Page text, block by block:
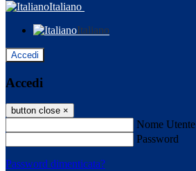
Italiano
Italiano
Accedi
Accedi
button close ×
Nome Utente
Password
Password dimenticata?